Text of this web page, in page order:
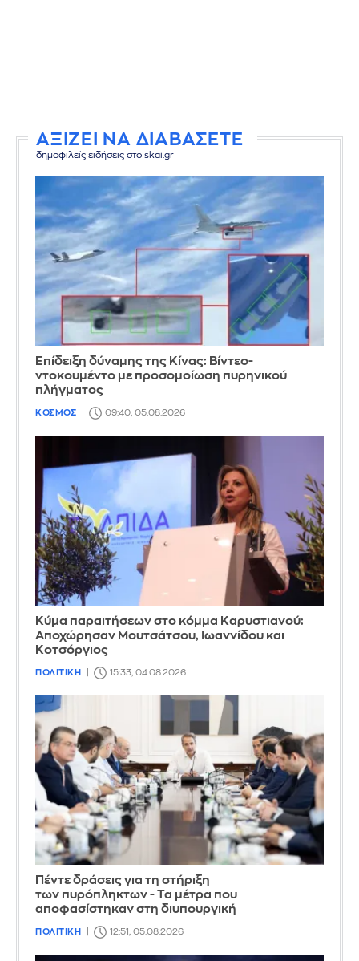
ΑΞΙΖΕΙ ΝΑ ΔΙΑΒΑΣΕΤΕ
δημοφιλείς ειδήσεις στο skai.gr
Επίδειξη δύναμης της Κίνας: Βίντεο-
ντοκουμέντο με προσομοίωση πυρηνικού
πλήγματος
ΚΟΣΜΟΣ 09:40, 05.08.2026
Κύμα παραιτήσεων στο κόμμα Καρυστιανού:
Αποχώρησαν Μουτσάτσου, Ιωαννίδου και
Κοτσόργιος
ΠΟΛΙΤΙΚΗ 15:33, 04.08.2026
Πέντε δράσεις για τη στήριξη
των πυρόπληκτων - Τα μέτρα που
αποφασίστηκαν στη διυπουργική
ΠΟΛΙΤΙΚΗ 12:51, 05.08.2026